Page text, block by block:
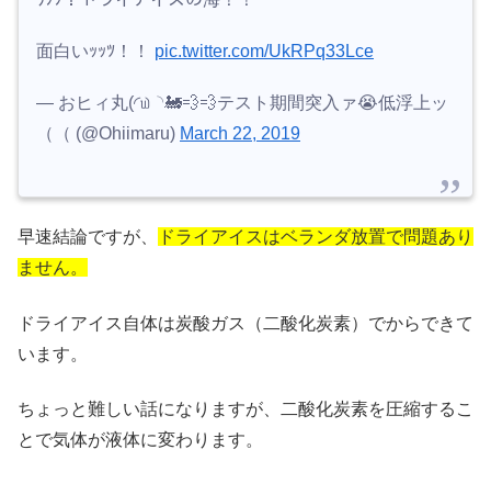
面白いｯｯﾂ！！ pic.twitter.com/UkRPq33Lce
— おヒィ丸(◜௰◝🚂💨💨テスト期間突入ァ😭低浮上ッ
（（ (@Ohiimaru) March 22, 2019
早速結論ですが、
ドライアイスはベランダ放置で問題あり
ません。
ドライアイス自体は炭酸ガス（二酸化炭素）でからできて
います。
ちょっと難しい話になりますが、二酸化炭素を圧縮するこ
とで気体が液体に変わります。